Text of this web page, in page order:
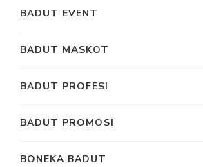
BADUT EVENT
BADUT MASKOT
BADUT PROFESI
BADUT PROMOSI
BONEKA BADUT